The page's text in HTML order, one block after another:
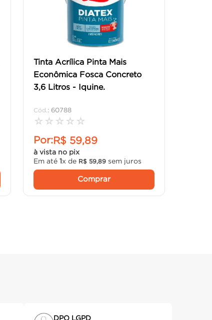
Tinta Acrílica Pinta Mais
Econômica Fosca Concreto
3,6 Litros - Iquine.
: 60788
☆ ☆ ☆ ☆ ☆
Por:R$ 59,89
à vista no pix
Em até 1x de R$ 59, 89sem juros
Comprar
DPO LGPD